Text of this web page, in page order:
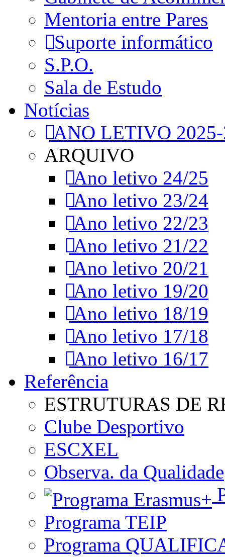
Mentoria entre Pares
Suporte informático
S.P.O.
Sala de Estudo
Notícias
ANO LETIVO
ARQUIVO
Ano letivo 24/25
Ano letivo 23/24
Ano letivo 22/23
Ano letivo 21/22
Ano letivo 20/21
Ano letivo 19/20
Ano letivo 18/19
Ano letivo 17/18
Ano letivo 16/17
Referência
ESTRUTURAS DE
Clube Desportivo
ESCXEL
Observa. da Qualidade
Programa TEIP
Programa